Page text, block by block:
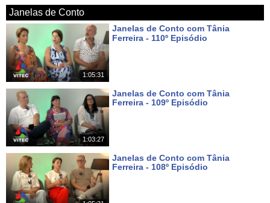
Janelas de Conto
1:05:31
Janelas de Conto com Tânia
Ferreira - 110º Episódio
1:03:27
Janelas de Conto com Tânia
Ferreira - 109º Episódio
Janelas de Conto com Tânia
Ferreira - 108º Episódio